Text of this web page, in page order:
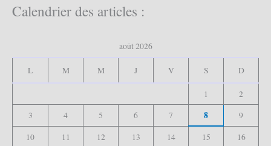
e
Calendrier des articles :
août 2026
L M M J V S D
1
2
3
4 5 6 7 8
9
10
11 12 13 14 15
16